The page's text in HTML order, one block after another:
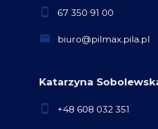
67 350 91 00
biuro@pilmax.pila.pl
Katarzyna
+48 608 032 351